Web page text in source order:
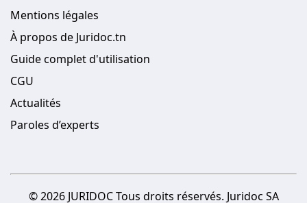
Mentions légales
À propos de Juridoc.tn
Guide complet d'utilisation
CGU
Actualités
Paroles d’experts
© 2026 JURIDOC Tous droits réservés. Juridoc SA